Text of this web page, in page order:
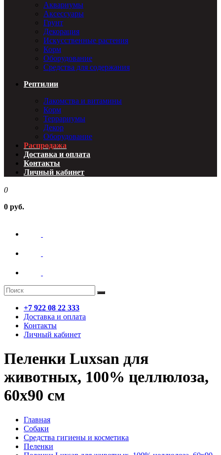
Аквариумы
Аксессуары
Грунт
Декорация
Искусственные растения
Корм
Оборудование
Средства для содержания
Рептилии
Лакомства и витамины
Корм
Террариумы
Декор
Оборудование
Распродажа
Доставка и оплата
Контакты
Личный кабинет
0
0 руб.
+7 922 08 22 333
Доставка и оплата
Контакты
Личный кабинет
Пеленки Luxsan для
животных, 100% целлюлоза,
60x90 см
Главная
Собаки
Средства гигиены и косметика
Пеленки